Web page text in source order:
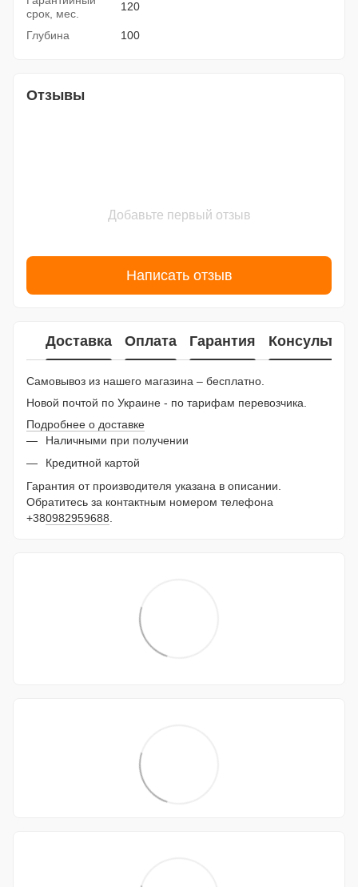
срок, мес.
120
Глубина 100
Отзывы
Добавьте первый отзыв
Написать отзыв
Доставка Оплата Гарантия
Самовывоз из нашего магазина – бесплатно.
Новой почтой по Украине - по тарифам перевозчика.
Подробнее о доставке
Наличными при получении
Кредитной картой
Гарантия от производителя указана в описании.
Обратитесь за контактным номером телефона
+380982959688